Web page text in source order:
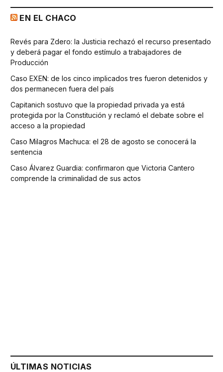
EN EL CHACO
Revés para Zdero: la Justicia rechazó el recurso presentado
y deberá pagar el fondo estímulo a trabajadores de
Producción
Caso EXEN: de los cinco implicados tres fueron detenidos y
dos permanecen fuera del país
Capitanich sostuvo que la propiedad privada ya está
protegida por la Constitución y reclamó el debate sobre el
acceso a la propiedad
Caso Milagros Machuca: el 28 de agosto se conocerá la
sentencia
Caso Álvarez Guardia: confirmaron que Victoria Cantero
comprende la criminalidad de sus actos
ÚLTIMAS NOTICIAS